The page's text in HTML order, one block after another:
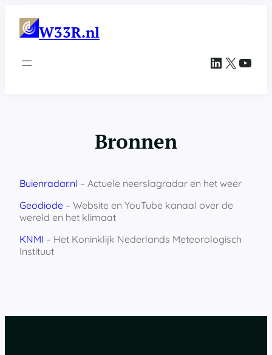
naar
W33R.nl
LinkedIn X YouTube
Bronnen
Buienradar.nl – Actuele neerslagradar en het weer
Geodiode – Website en YouTube kanaal over de
wereld en het klimaat
KNMI – Het Koninklijk Nederlands Meteorologisch
Instituut